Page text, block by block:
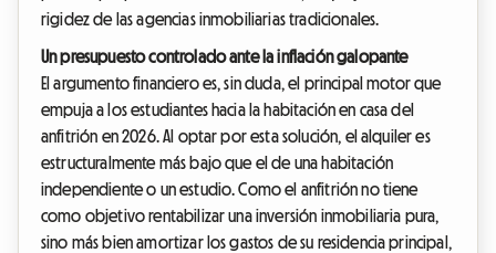
rigidez de las agencias inmobiliarias tradicionales.
Un presupuesto controlado ante la inflación galopante
El argumento financiero es, sin duda, el principal motor que
empuja a los estudiantes hacia la habitación en casa del
anfitrión en 2026. Al optar por esta solución, el alquiler es
estructuralmente más bajo que el de una habitación
independiente o un estudio. Como el anfitrión no tiene
como objetivo rentabilizar una inversión inmobiliaria pura,
sino más bien amortizar los gastos de su residencia principal,